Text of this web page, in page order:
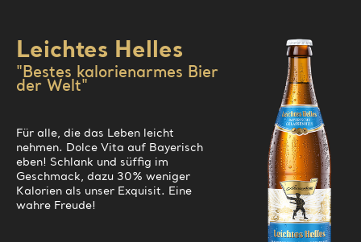
Prämierungen
Fanshop
Jobs
Kontakt
Leichtes Helles
"Bestes kalorienarmes Bier
der Welt"
Für alle, die das Leben leicht
nehmen. Dolce Vita auf Bayerisch
eben! Schlank und süffig im
Geschmack, dazu 30% weniger
Kalorien als unser Exquisit. Eine
wahre Freude!